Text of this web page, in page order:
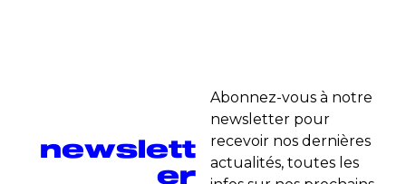
newslett
er
Abonnez-vous à notre
newsletter pour
recevoir nos dernières
actualités, toutes les